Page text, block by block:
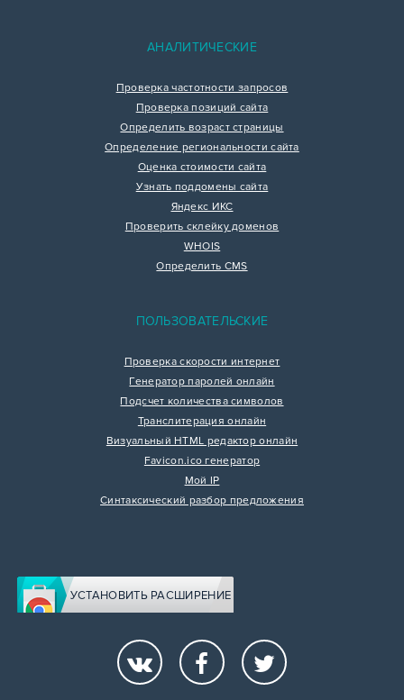
АНАЛИТИЧЕСКИЕ
Проверка частотности запросов
Проверка позиций сайта
Определить возраст страницы
Определение региональности сайта
Оценка стоимости сайта
Узнать поддомены сайта
Яндекс ИКС
Проверить склейку доменов
WHOIS
Определить CMS
ПОЛЬЗОВАТЕЛЬСКИЕ
Проверка скорости интернет
Генератор паролей онлайн
Подсчет количества символов
Транслитерация онлайн
Визуальный HTML редактор онлайн
Favicon.ico генератор
Мой IP
Синтаксический разбор предложения
УСТАНОВИТЬ РАСШИРЕНИЕ